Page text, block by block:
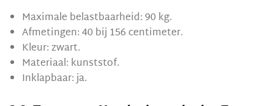
Maximale belastbaarheid: 90 kg.
Afmetingen: 40 bij 156 centimeter.
Kleur: zwart.
Materiaal: kunststof.
Inklapbaar: ja.